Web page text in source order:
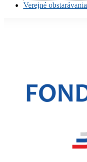
Verejné obstarávania